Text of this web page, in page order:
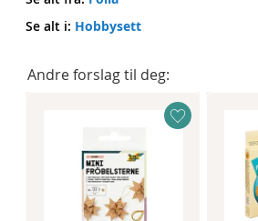
Se alt i: Hobbysett
Andre forslag til deg: